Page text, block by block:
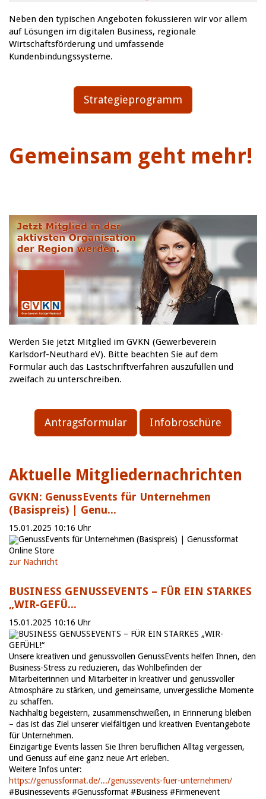
Neben den typischen Angeboten fokussieren wir vor allem
auf Lösungen im digitalen Business, regionale
Wirtschaftsförderung und umfassende
Kundenbindungssysteme.
Strategieprogramm
Gemeinsam geht mehr!
Werden Sie jetzt Mitglied im GVKN (Gewerbeverein
Karlsdorf-Neuthard eV). Bitte beachten Sie auf dem
Formular auch das Lastschriftverfahren auszufüllen und
zweifach zu unterschreiben.
Antragsformular Infobroschüre
Aktuelle Mitgliedernachrichten
GVKN: GenussEvents für Unternehmen
(Basispreis) | Genu...
15.01.2025 10:16 Uhr
GenussEvents für Unternehmen (Basispreis) | Genussformat
Online Store
zur Nachricht
BUSINESS GENUSSEVENTS – FÜR EIN STARKES
„WIR-GEFÜ...
15.01.2025 10:16 Uhr
BUSINESS GENUSSEVENTS – FÜR EIN STARKES „WIR-
GEFÜHL!“
Unsere kreativen und genussvollen GenussEvents helfen Ihnen, den
Business-Stress zu reduzieren, das Wohlbefinden der
Mitarbeiterinnen und Mitarbeiter in kreativer und genussvoller
Atmosphäre zu stärken, und gemeinsame, unvergessliche Momente
zu schaffen.
Nachhaltig begeistern, zusammenschweißen, in Erinnerung bleiben
– das ist das Ziel unserer vielfältigen und kreativen Eventangebote
für Unternehmen.
Einzigartige Events lassen Sie Ihren beruflichen Alltag vergessen,
und Genuss auf eine ganz neue Art erleben.
Weitere Infos unter:
https://genussformat.de/.../genussevents-fuer-unternehmen/
#Businessevents #Genussformat #Business #Firmenevent